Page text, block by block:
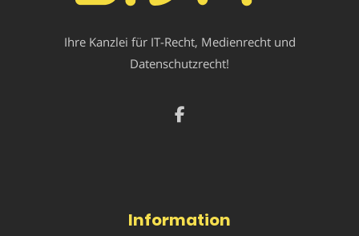
Ihre Kanzlei für IT-Recht, Medienrecht und
Datenschutzrecht!
Information